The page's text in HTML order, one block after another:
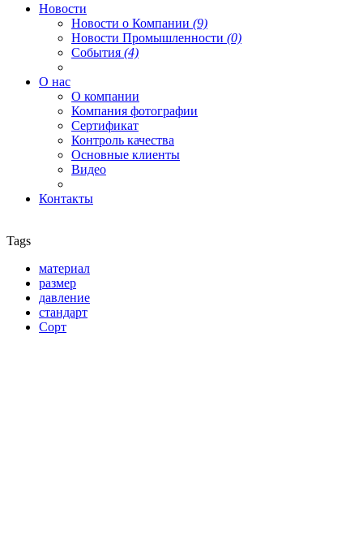
Новости
Новости о Компании (9)
Новости Промышленности (0)
События (4)
О нас
О компании
Компания фотографии
Сертификат
Контроль качества
Основные клиенты
Видео
Контакты
Tags
материал
размер
давление
стандарт
Сорт